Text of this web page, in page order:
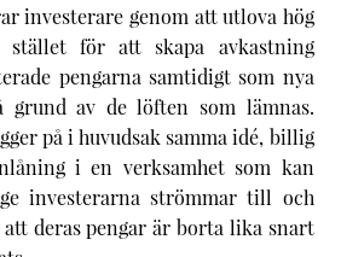
investerare genom att utlova hög
stället för att skapa avkastning
pengarna samtidigt som nya
av de löften som lämnas.
på i huvudsak samma idé, billig
i en verksamhet som kan
investerarna strömmar till och
deras pengar är borta lika snart